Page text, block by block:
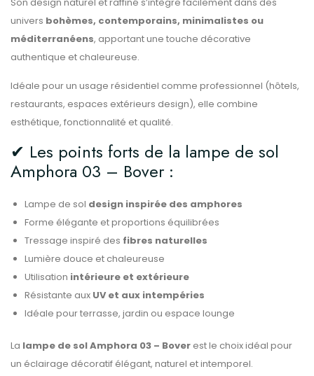
univers bohèmes, contemporains, minimalistes ou
méditerranéens, apportant une touche décorative
authentique et chaleureuse.
Idéale pour un usage résidentiel comme professionnel (hôtels,
restaurants, espaces extérieurs design), elle combine
esthétique, fonctionnalité et qualité.
✔ Les points forts de la lampe de sol
Amphora 03 – Bover :
Lampe de sol design inspirée des amphores
Forme élégante et proportions équilibrées
Tressage inspiré des fibres naturelles
Lumière douce et chaleureuse
Utilisation intérieure et extérieure
Résistante aux UV et aux intempéries
Idéale pour terrasse, jardin ou espace lounge
La lampe de sol Amphora 03 – Bover est le choix idéal pour
un éclairage décoratif élégant, naturel et intemporel.